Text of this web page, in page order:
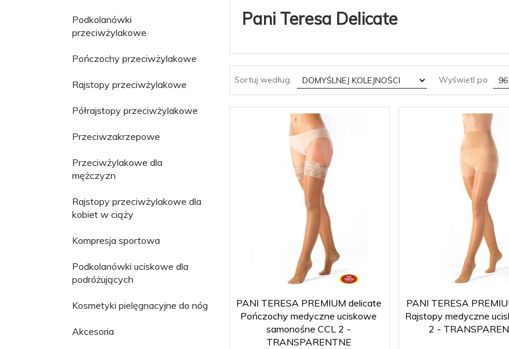
Podkolanówki
przeciwżylakowe
Pończochy przeciwżylakowe
Rajstopy przeciwżylakowe
Półrajstopy przeciwżylakowe
Przeciwzakrzepowe
Przeciwżylakowe dla
mężczyzn
Rajstopy przeciwżylakowe dla
kobiet w ciąży
Kompresja sportowa
Podkolanówki uciskowe dla
podróżujących
Kosmetyki pielęgnacyjne do nóg
Akcesoria
Pani Teresa Delicate
Sortuj według: sort Wyświetl po pop
PANI TERESA PREMIUM delicate
Pończochy medyczne uciskowe
samonośne CCL 2 -
TRANSPARENTNE
PANI TERESA
Rajstopy medyczne
2 -